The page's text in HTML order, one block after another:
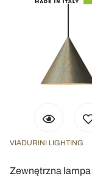
VIADURINI LIGHTING
Zewnętrzna lampa